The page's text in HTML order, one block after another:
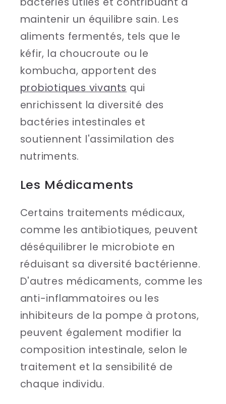
maintenir un équilibre sain. Les
aliments fermentés, tels que le
kéfir, la choucroute ou le
kombucha, apportent des
probiotiques vivants qui
enrichissent la diversité des
bactéries intestinales et
soutiennent l'assimilation des
nutriments.
Les Médicaments
Certains traitements médicaux,
comme les antibiotiques, peuvent
déséquilibrer le microbiote en
réduisant sa diversité bactérienne.
D'autres médicaments, comme les
anti-inflammatoires ou les
inhibiteurs de la pompe à protons,
peuvent également modifier la
composition intestinale, selon le
traitement et la sensibilité de
chaque individu.